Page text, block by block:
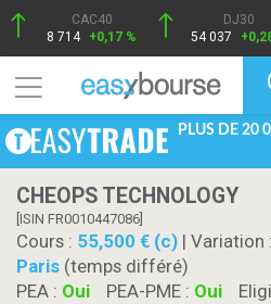
CAC40
8 714 +0,17 %
DJ30
54 037
PLUS DE 20
CHEOPS TECHNOLOGY
[ISIN FR0010447086]
Cours : 55,500 € (c) | Variation :
Paris (temps différé)
PEA : Oui PEA-PME : Oui